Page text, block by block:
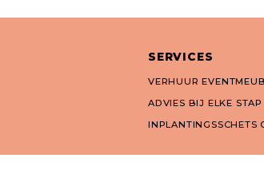
SERVICES
VERHUUR
ADVIES BIJ ELKE STAP
INPLANTINGSSCHETS